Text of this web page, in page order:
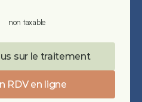
non taxable
sur le traitement
RDV en ligne